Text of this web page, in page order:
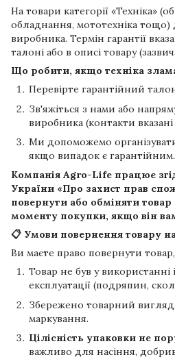
На товари категорії «Техніка»
обладнання, мототехніка тощо)
виробника. Термін гарантії
талоні або в описі товару
Що робити, якщо техніка
Перевірте гарантійний талон
Зв'яжіться з нами або
виробника (контакти вказані
Ми допоможемо
якщо випадок є гарантійним.
Компанія Agro-Life працює
України «Про захист прав
повернути або обміняти
моменту покупки, якщо він
📋 Умови повернення товару
Ви маєте право повернути
Товар не був у використанні
експлуатації (подряпин,
Збережено товарний
маркування.
Цілісність упаковки не
важливо для насіння,